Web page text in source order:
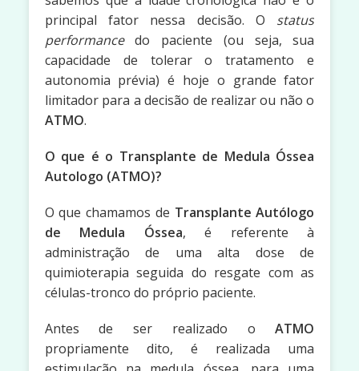
principal fator nessa decisão. O status
performancedo paciente (ou seja, sua
capacidade de tolerar o tratamento e
autonomia prévia) é hoje o grande fator
limitador para a decisão de realizar ou não o
ATMO.
O que é o Transplante de Medula Óssea
Autologo (ATMO)?
O que chamamos de Transplante Autólogo
de Medula Óssea, é referente à
administração de uma alta dose de
quimioterapia seguida do resgate com as
células-tronco do próprio paciente.
Antes de ser realizado oATMO
propriamente dito, é realizada uma